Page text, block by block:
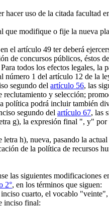
uso de la citada facultad
modifique o fije la nueva
el artículo 49 ter deberá
de concursos públicos, éstos
todos los efectos legales, la
número 1 del artículo 12 de la
segundo del artículo 56, las
reclutamiento y selección;
política podrá incluir también
segundo del artículo 67, las
g), la expresión final ", y" por
h), nueva, pasando la actual
de la política de recursos
las siguientes modificaciones
2°, en los términos que siguen:
cuarto, el vocablo
inciso final: